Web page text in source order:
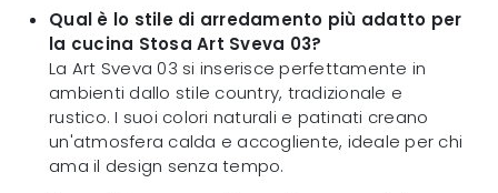
Qual è lo stile di arredamento più adatto per
la cucina Stosa Art Sveva 03?
La Art Sveva 03 si inserisce perfettamente in
ambienti dallo stile country, tradizionale e
rustico. I suoi colori naturali e patinati creano
un'atmosfera calda e accogliente, ideale per chi
ama il design senza tempo.